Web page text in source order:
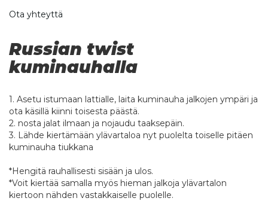
Ota yhteyttä
Russian twist
kuminauhalla
1. Asetu istumaan lattialle, laita kuminauha jalkojen ympäri ja
ota käsillä kiinni toisesta päästä.
2. nosta jalat ilmaan ja nojaudu taaksepäin.
3. Lähde kiertämään ylävartaloa nyt puolelta toiselle pitäen
kuminauha tiukkana
*Hengitä rauhallisesti sisään ja ulos.
*Voit kiertää samalla myös hieman jalkoja ylävartalon
kiertoon nähden vastakkaiselle puolelle.